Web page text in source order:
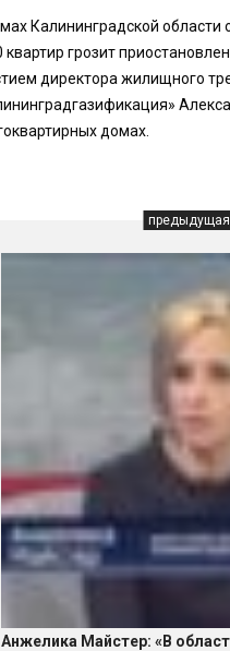
Калининградской области
квартир грозит
директора жилищного
домах.
предыдущая
Анжелика Майстер: «В